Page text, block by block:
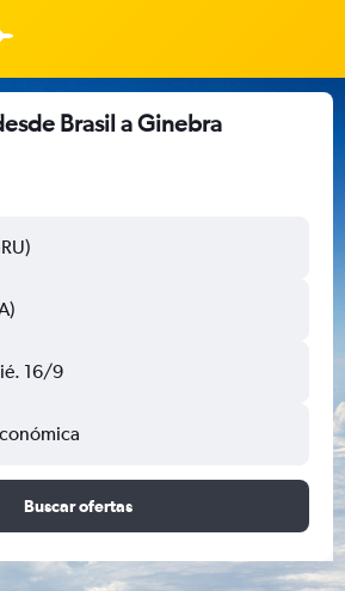
Brasil a Ginebra
16/9
Buscar ofertas